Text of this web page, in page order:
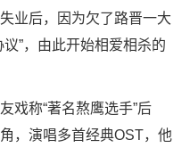
业后，因为欠了路晋一大
”，由此开始相爱相杀的
戏称“著名熬鹰选手”后
，演唱多首经典OST，他